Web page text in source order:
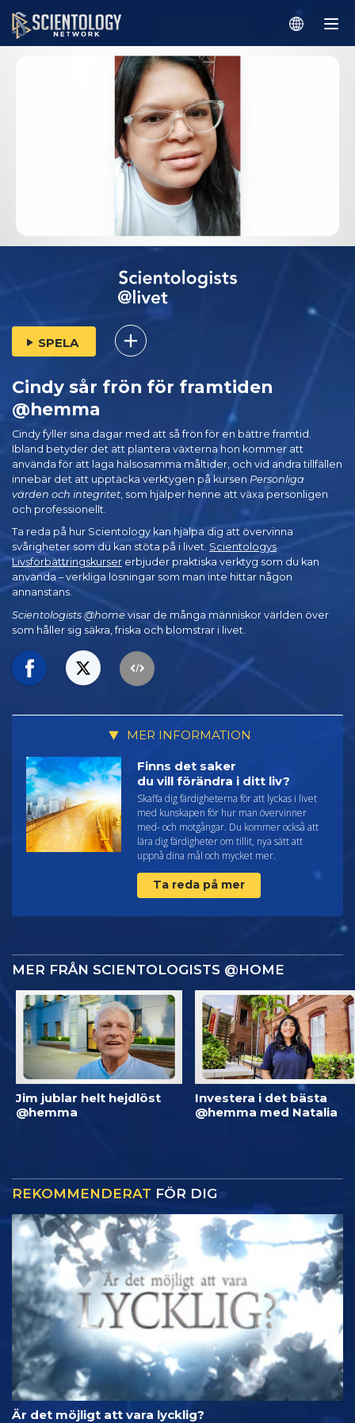
SPELA
Cindy sår frön för framtiden
@hemma
Cindy fyller sina dagar med att så frön för en bättre framtid.
Ibland betyder det att plantera växterna hon kommer att
använda för att laga hälsosamma måltider, och vid andra tillfällen
innebär det att upptäcka verktygen på kursen Personliga
värden och integritet , som hjälper henne att växa personligen
och professionellt.
Ta reda på hur Scientology kan hjälpa dig att övervinna
svårigheter som du kan stöta på i livet. Scientologys
Livsförbättringskurser erbjuder praktiska verktyg som du kan
använda – verkliga lösningar som man inte hittar någon
annanstans.
Scientologists @home visar de många människor världen över
som håller sig säkra, friska och blomstrar i livet.
MER INFORMATION
Finns det saker
du vill förändra i ditt liv?
Skaffa dig färdigheterna för att lyckas i livet
med kunskapen för hur man övervinner
med- och motgångar. Du kommer också att
lära dig färdigheter om tillit, nya sätt att
uppnå dina mål och mycket mer.
Ta reda på mer
MER FRÅN SCIENTOLOGISTS @HOME
Jim jublar helt hejdlöst
@hemma
Investera i det bästa
@hemma med Natalia
REKOMMENDERAT FÖR DIG
Är det möjligt att vara lycklig?